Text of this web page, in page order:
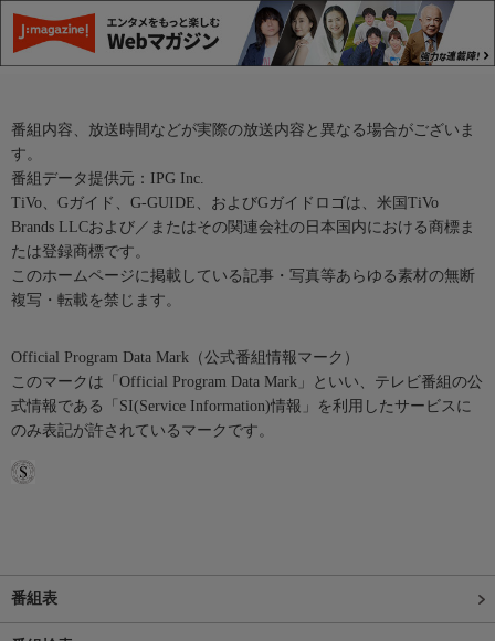
番組内容、放送時間などが実際の放送内容と異なる場合がございま
す。
番組データ提供元：IPG Inc.
TiVo、Gガイド、G-GUIDE、およびGガイドロゴは、米国TiVo
Brands LLCおよび／またはその関連会社の日本国内における商標ま
たは登録商標です。
このホームページに掲載している記事・写真等あらゆる素材の無断
複写・転載を禁じます。
Official Program Data Mark（公式番組情報マーク）
このマークは「Official Program Data Mark」といい、テレビ番組の公
式情報である「SI(Service Information)情報」を利用したサービスに
のみ表記が許されているマークです。
番組表